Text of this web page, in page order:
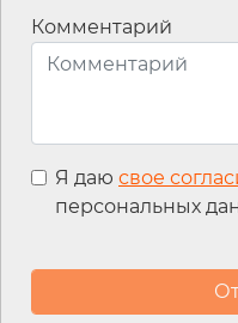
Комментарий
Я даю свое
персональных
файлы cookies для
улучшения